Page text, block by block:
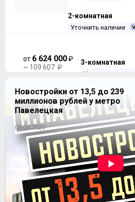
2-комнатная
Уточнить наличие
от 6 624 000₽
~ 109 607 ₽
3-комнатная
Уточнить наличие
71.4-96.8 м 2
от7 220 000
~ 97 598 ₽
динамика цен
ЖК "Полет"
Новостройки от 13,5 до 239
миллионов рублей у метро
Павелецкая
04.04.2023